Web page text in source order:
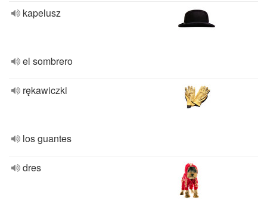
kapelusz
el sombrero
rękawiczki
los guantes
dres